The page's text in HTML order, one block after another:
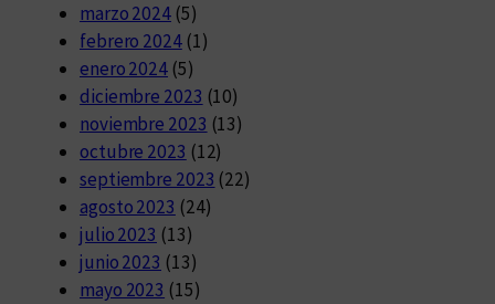
marzo 2024 (5)
febrero 2024(1)
enero 2024 (5)
diciembre 2023 (10)
noviembre 2023 (13)
octubre 2023 (12)
septiembre 2023 (22)
agosto 2023 (24)
julio 2023 (13)
junio 2023 (13)
mayo 2023 (15)